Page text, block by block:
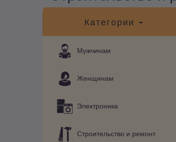
Категории
Мужчинам
Женщинам
Электроника
Строительство и ремонт